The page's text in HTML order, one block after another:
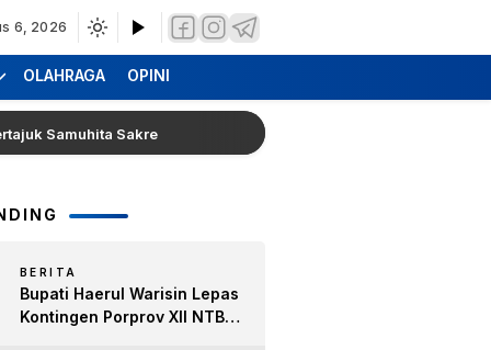
6, 2026
OLAHRAGA OPINI
Sakre Hearing Warga Dara Kunci Ke
BERITA
Bupati Haerul Warisin Lepas
Kontingen Porprov XII NTB